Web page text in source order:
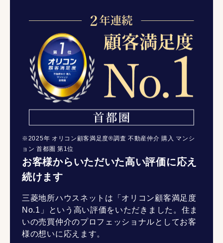
お客様からいただいた高い評価に応え
続けます
三菱地所ハウスネットは「オリコン顧客満足度
No.1」という高い評価をいただきました。住ま
いの売買仲介のプロフェッショナルとしてお客
様の想いに応えます。
※2025年 オリコン顧客満足度®調査 不動産仲介 購入 マンシ
ョン 首都圏 第1位